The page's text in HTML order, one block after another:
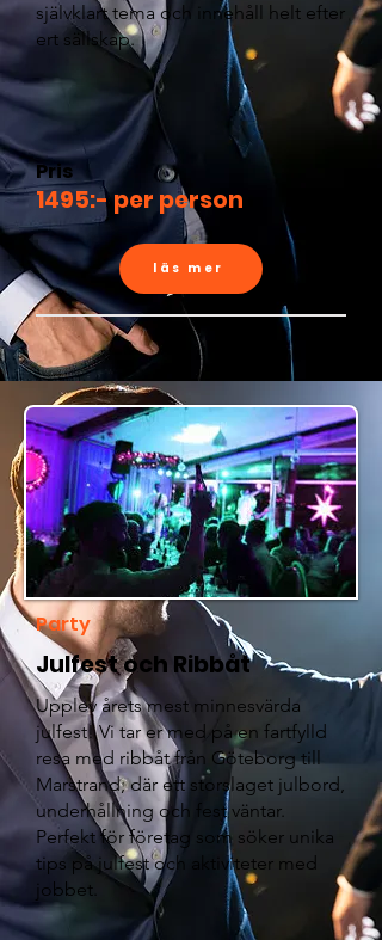
självklart tema och innehåll helt efter
ert sällskap.
Pris
1495:- per person
läs mer
Party
Julfest och Ribbåt
Upplev årets mest minnesvärda
julfest! Vi tar er med på en fartfylld
resa med ribbåt från Göteborg till
Marstrand, där ett storslaget julbord,
underhållning och fest väntar.
Perfekt för företag som söker unika
tips på julfest och aktiviteter med
jobbet.